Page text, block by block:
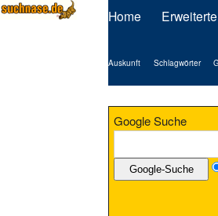
Home
Auskunft Schlagwörter
Google Suche